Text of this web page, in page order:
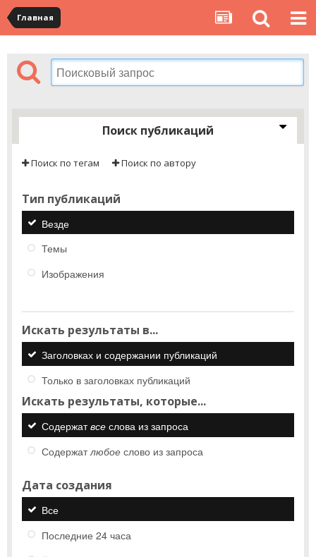
Главная
Поиск публикаций
Поиск по тегам Поиск по автору
Тип публикаций
Везде
Темы
Изображения
Искать результаты в...
Заголовках и содержании публикаций
Только в заголовках публикаций
Искать результаты, которые...
Содержатвсе слова из запроса
Содержатлюбое слово из запроса
Дата создания
Все
Последние 24 часа